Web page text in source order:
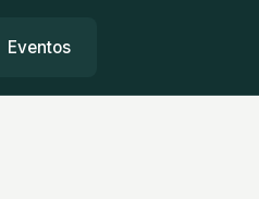
Eventos